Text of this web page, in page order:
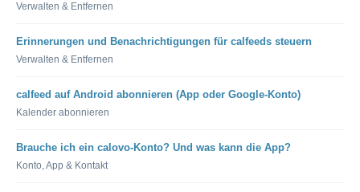
Verwalten & Entfernen
Erinnerungen und Benachrichtigungen für calfeeds steuern
Verwalten & Entfernen
calfeed auf Android abonnieren (App oder Google-Konto)
Kalender abonnieren
Brauche ich ein calovo-Konto? Und was kann die App?
Konto, App & Kontakt